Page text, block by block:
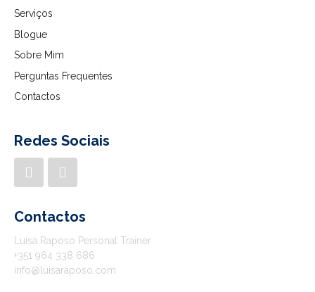
Serviços
Blogue
Sobre Mim
Perguntas Frequentes
Contactos
Redes Sociais
Contactos
Luísa Raposo Personal Trainer
+351 964 338 686
info@luisaraposo.com